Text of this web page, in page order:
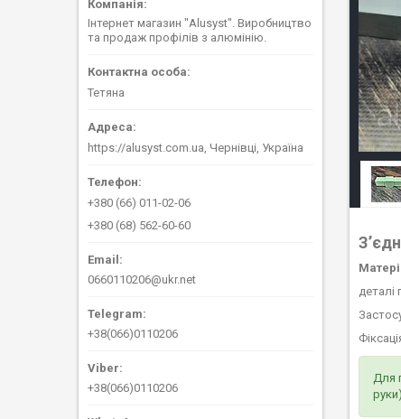
деталі
Для
Інтернет магазин "Alusyst". Виробництво
та продаж профілів з алюмінію.
Тетяна
https://alusyst.com.ua, Чернівці, Україна
+380 (66) 011-02-06
+380 (68) 562-60-60
0660110206@ukr.net
+38(066)0110206
+38(066)0110206